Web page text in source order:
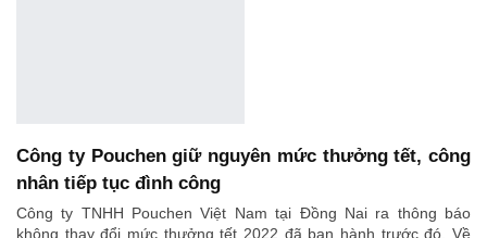
Công ty Pouchen giữ nguyên mức thưởng tết, công
nhân tiếp tục đình công
Công ty TNHH Pouchen Việt Nam tại Đồng Nai ra thông báo
không thay đổi mức thưởng tết 2022 đã ban hành trước đó. Về